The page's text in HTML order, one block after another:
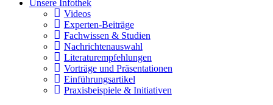
Unsere Infothek
Videos
Experten-Beiträge
Fachwissen & Studien
Nachrichtenauswahl
Literaturempfehlungen
Vorträge und Präsentationen
Einführungsartikel
Praxisbeispiele & Initiativen